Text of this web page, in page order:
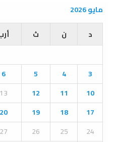
r
o
مايو 2026
د
ن ث
3
4
5
6
10
11
12
13
17
18
19
20
24
25
26
27